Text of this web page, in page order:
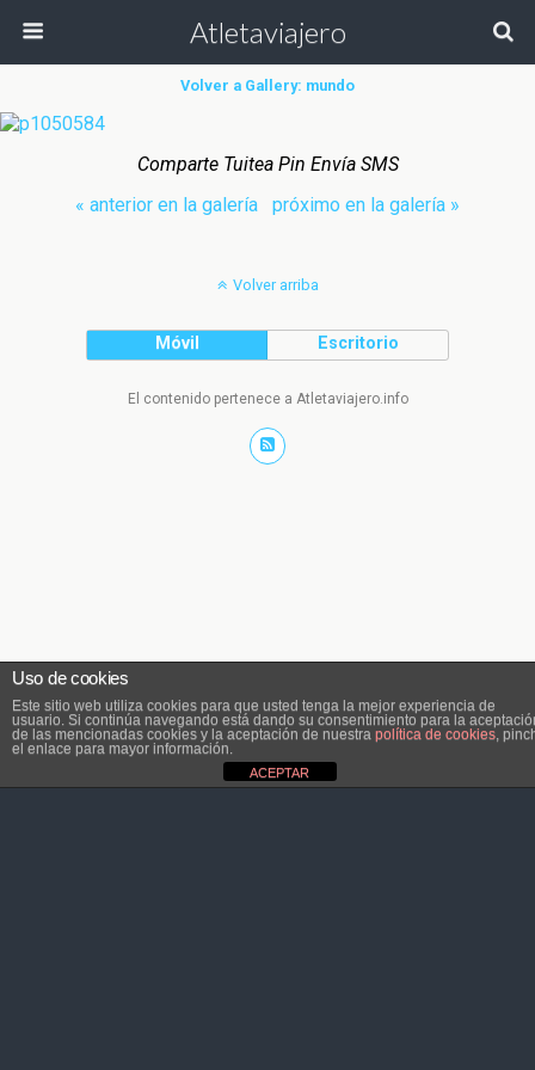
Atletaviajero
Volver a Gallery: mundo
Comparte Tuitea Pin Envía SMS
« anterior en la galería
próximo en la galería »
Volver arriba
Móvil Escritorio
El contenido pertenece a Atletaviajero.info
Uso de cookies
Este sitio web utiliza cookies para que usted tenga la mejor experiencia de
usuario. Si continúa navegando está dando su consentimiento para la
de las mencionadas cookies y la aceptación de nuestra política de cookies,
el enlace para mayor información.
ACEPTAR